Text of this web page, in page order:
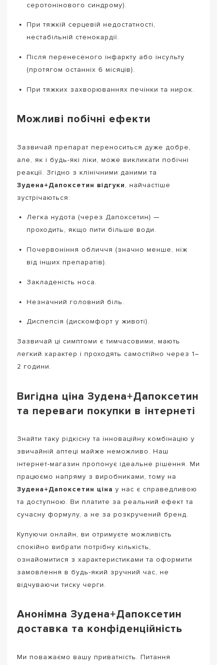
серотонінового синдрому).
При тяжкій серцевій недостатності,
нестабільній стенокардії.
Після перенесеного інфаркту або інсульту
(протягом останніх 6 місяців).
При тяжких захворюваннях печінки та нирок.
Можливі побічні ефекти
Зазвичай препарат переноситься дуже добре,
але, як і будь-які ліки, може викликати побічні
реакції. Згідно з клінічними даними та
Зудена+Дапоксетин відгуки, найчастіше
зустрічаються:
Легка нудота (через Дапоксетин) —
проходить, якщо пити більше води.
Почервоніння обличчя (значно менше, ніж
від інших препаратів).
Закладеність носа.
Незначний головний біль.
Диспепсія (дискомфорт у животі).
Зазвичай ці симптоми є тимчасовими, мають
легкий характер і проходять самостійно через 1–
2 години.
Вигідна ціна Зудена+Дапоксетин
та переваги покупки в інтернеті
Знайти таку рідкісну та інноваційну комбінацію у
звичайній аптеці майже неможливо. Наш
інтернет-магазин пропонує ідеальне рішення. Ми
працюємо напряму з виробниками, тому на
Зудена+Дапоксетин ціна у нас є справедливою
та доступною. Ви платите за реальний ефект та
сучасну формулу, а не за розкручений бренд.
Купуючи онлайн, ви отримуєте можливість
спокійно вибрати потрібну кількість,
ознайомитися з характеристиками та оформити
замовлення в будь-який зручний час, не
відчуваючи тиску черги.
Анонімна Зудена+Дапоксетин
доставка та конфіденційність
Ми поважаємо вашу приватність. Питання